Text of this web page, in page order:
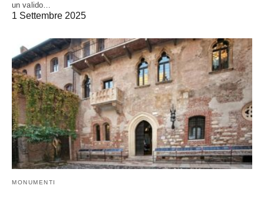
un valido…
1 Settembre 2025
MONUMENTI